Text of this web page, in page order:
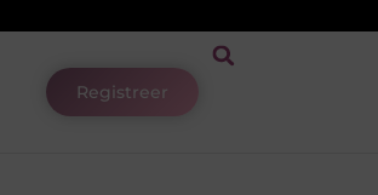
Registreer